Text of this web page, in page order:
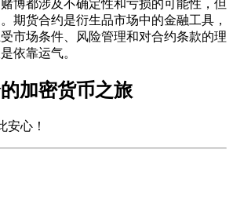
博都涉及不确定性和亏损的可能性，但
期货合约是衍生品市场中的金融工具，
市场条件、风险管理和对合约条款的理
依靠运气。
加密货币之旅
安心 ！